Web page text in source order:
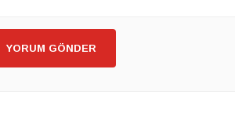
YORUM GÖNDER